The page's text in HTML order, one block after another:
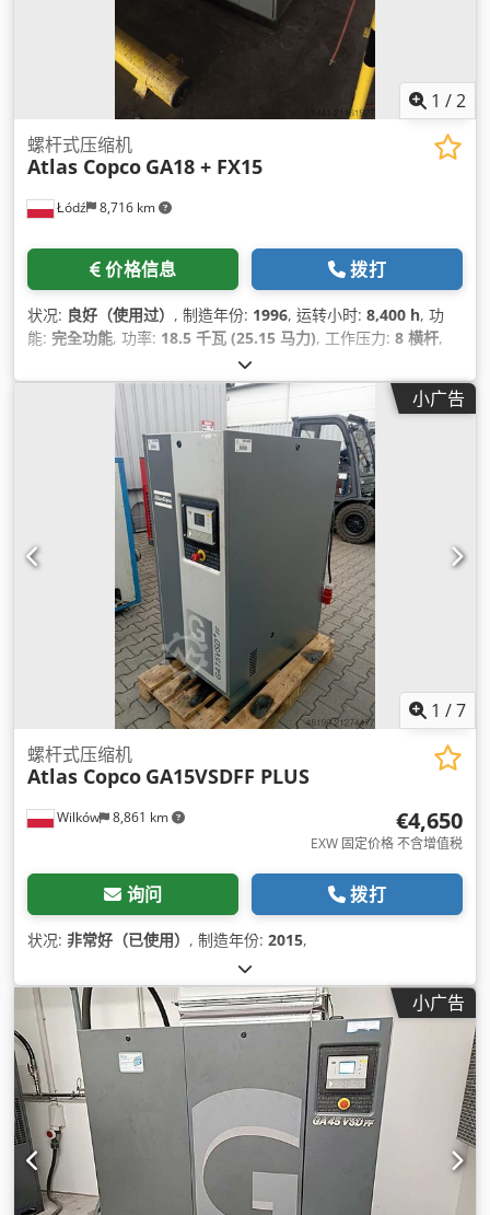
1 /2
Łódź 8,716 km
螺杆式压缩机
Atlas Copco GA18 + FX15
价格信息 拨打
状况: 良好（使用过） , 制造年份: 1996, 运转小时: 8,400 h, 功
能: 完全功能, 功率: 18.5 千瓦 (25.15 马力), 工作压力: 8 横杆,
小广告
1 /7
Wilków 8,861 km
螺杆式压缩机
Atlas Copco GA15VSDFF PLUS
€4,650
EXW 固定价格 不含增值税
询问 拨打
状况: 非常好（已使用） , 制造年份: 2015,
小广告